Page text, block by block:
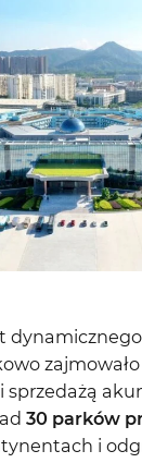
zajmowało
sprzedażą
30 parków
i